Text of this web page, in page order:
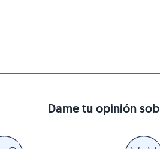
Dame tu opinión